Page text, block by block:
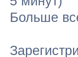
Больше